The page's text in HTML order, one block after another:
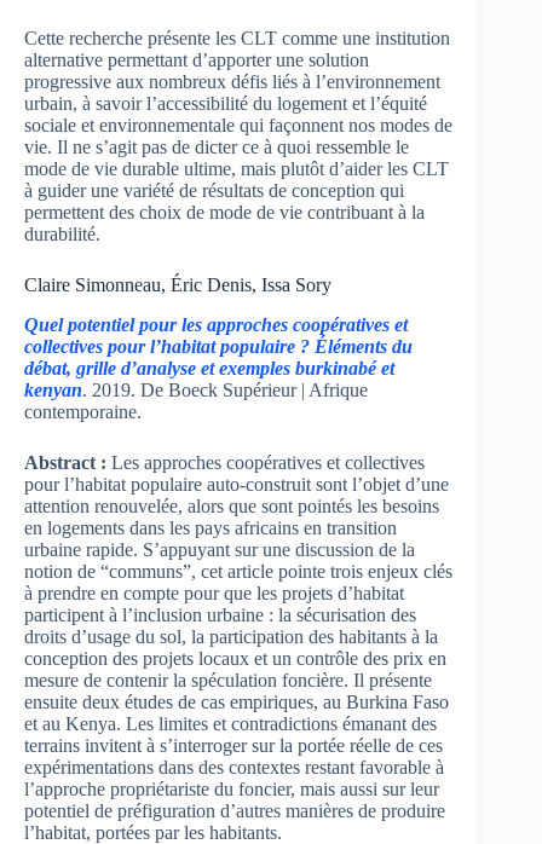
Cette recherche présente les CLT comme une institution
alternative permettant d’apporter une solution
progressive aux nombreux défis liés à l’environnement
urbain, à savoir l’accessibilité du logement et l’équité
sociale et environnementale qui façonnent nos modes de
vie. Il ne s’agit pas de dicter ce à quoi ressemble le
mode de vie durable ultime, mais plutôt d’aider les CLT
à guider une variété de résultats de conception qui
permettent des choix de mode de vie contribuant à la
durabilité.
Claire Simonneau, Éric Denis, Issa Sory
Quel potentiel pour les approches coopératives et
collectives pour l’habitat populaire ? Éléments du
débat, grille d’analyse et exemples burkinabé et
kenyan. 2019. De Boeck Supérieur | Afrique
contemporaine.
Abstract : Les approches coopératives et collectives
pour l’habitat populaire auto-construit sont l’objet d’une
attention renouvelée, alors que sont pointés les besoins
en logements dans les pays africains en transition
urbaine rapide. S’appuyant sur une discussion de la
notion de “communs”, cet article pointe trois enjeux clés
à prendre en compte pour que les projets d’habitat
participent à l’inclusion urbaine : la sécurisation des
droits d’usage du sol, la participation des habitants à la
conception des projets locaux et un contrôle des prix en
mesure de contenir la spéculation foncière. Il présente
ensuite deux études de cas empiriques, au Burkina Faso
et au Kenya. Les limites et contradictions émanant des
terrains invitent à s’interroger sur la portée réelle de ces
expérimentations dans des contextes restant favorable à
l’approche propriétariste du foncier, mais aussi sur leur
potentiel de préfiguration d’autres manières de produire
l’habitat, portées par les habitants.